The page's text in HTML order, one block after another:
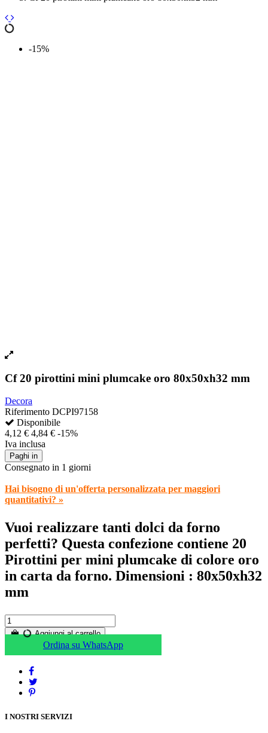
-15%
Cf 20 pirottini mini plumcake oro 80x50xh32 mm
Decora
Riferimento DCPI97158
Disponibile
4,12 € 4,84 € -15%
Iva inclusa
Paghi in
Consegnato in 1 giorni
Hai bisogno di un'offerta personalizzata per maggiori
quantitativi? »
Vuoi realizzare tanti dolci da forno
perfetti? Questa confezione contiene 20
Pirottini per mini plumcake di colore oro
in carta da forno. Dimensioni : 80x50xh32
mm
Aggiungi al carrello
Ordina su WhatsApp
I NOSTRI SERVIZI